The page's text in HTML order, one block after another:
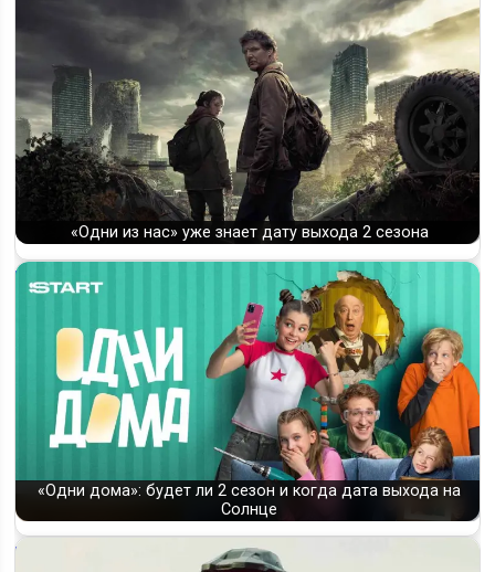
«Одни из нас» уже знает дату выхода 2 сезона
«Одни дома»: будет ли 2 сезон и когда дата выхода на
Солнце